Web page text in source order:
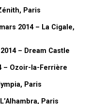
Paris
2014 – La Cigale,
– Dream Castle
– Ozoir-la-Ferrière
Paris
Paris